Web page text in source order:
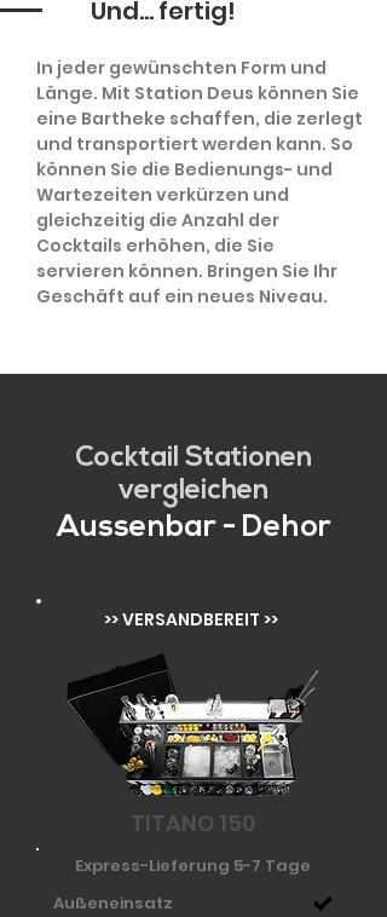
Und... fertig!
In jeder gewünschten Form und
Länge. Mit Station Deus können Sie
eine Bartheke schaffen, die zerlegt
und transportiert werden kann. So
können Sie die Bedienungs- und
Wartezeiten verkürzen und
gleichzeitig die Anzahl der
Cocktails erhöhen, die Sie
servieren können. Bringen Sie Ihr
Geschäft auf ein neues Niveau.
Cocktail Stationen
vergleichen
Aussenbar - Dehor
>> VERSANDBEREIT >>
TITANO 150
Express-Lieferung 5-7 Tage
Außeneinsatz